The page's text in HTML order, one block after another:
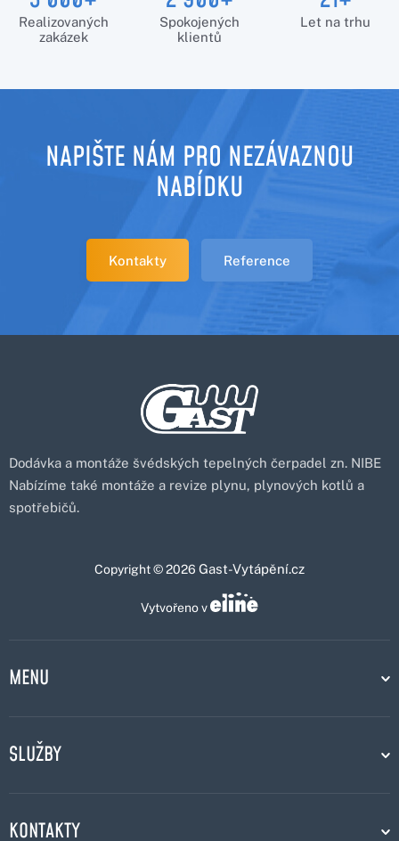
Realizovaných
zakázek
Spokojených
klientů
Let na trhu
NAPIŠTE NÁM PRO NEZÁVAZNOU
NABÍDKU
Kontakty Reference
Dodávka a montáže švédských tepelných čerpadel zn. NIBE
Nabízíme také montáže a revize plynu, plynových kotlů a
spotřebičů.
Copyright © 2026 Gast-Vytápění.cz
Vytvořeno v
MENU
SLUŽBY
KONTAKTY